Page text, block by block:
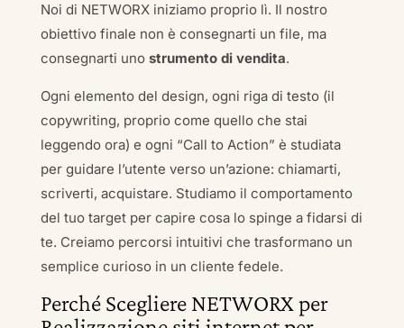
Noi di NETWORX iniziamo proprio lì. Il nostro
obiettivo finale non è consegnarti un file, ma
consegnarti uno strumento di vendita.
Ogni elemento del design, ogni riga di testo (il
copywriting, proprio come quello che stai
leggendo ora) e ogni “Call to Action” è studiata
per guidare l’utente verso un’azione: chiamarti,
scriverti, acquistare. Studiamo il comportamento
del tuo target per capire cosa lo spinge a fidarsi di
te. Creiamo percorsi intuitivi che trasformano un
semplice curioso in un cliente fedele.
Perché Scegliere NETWORX per